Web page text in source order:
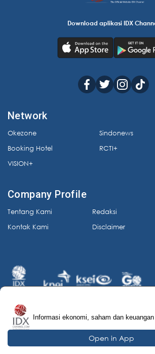
Download aplikasi IDX
Network
Okezone
Booking Hotel
VISION+
Sindonews
RCTI+
Company Profile
Tentang Kami
Kontak Kami
Redaksi
Disclaimer
© 2026 IDX Channel. All Rights
Informasi ekonomi, saham dan
Open in App